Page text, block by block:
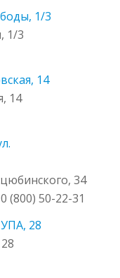
1/3
1/3
14
14
34
(800) 50-22-31
28